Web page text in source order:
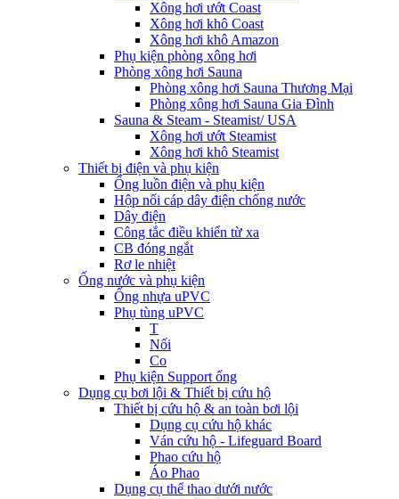
Xông hơi ướt Coast
Xông hơi khô Coast
Xông hơi khô Amazon
Phụ kiện phòng xông hơi
Phòng xông hơi Sauna
Phòng xông hơi Sauna Thương Mại
Phòng xông hơi Sauna Gia Đình
Sauna & Steam - Steamist/ USA
Xông hơi ướt Steamist
Xông hơi khô Steamist
Thiết bị điện và phụ kiện
Ống luồn điện và phụ kiện
Hộp nối cáp dây điện chống nước
Dây điện
Công tắc điều khiển từ xa
CB đóng ngắt
Rơ le nhiệt
Ống nước và phụ kiện
Ống nhựa uPVC
Phụ tùng uPVC
T
Nối
Co
Phụ kiện Support ống
Dụng cụ bơi lội & Thiết bị cứu hộ
Thiết bị cứu hộ & an toàn bơi lội
Dụng cụ cứu hộ khác
Ván cứu hộ - Lifeguard Board
Phao cứu hộ
Áo Phao
Dụng cụ thể thao dưới nước